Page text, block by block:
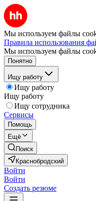
Мы используем файлы
Правила использования
Мы используем файлы
Понятно
Ищу работу
Ищу работу
Ищу работу
Ищу сотрудника
Сервисы
Помощь
Ещё
Поиск
Краснобродский
Войти
Войти
Создать резюме